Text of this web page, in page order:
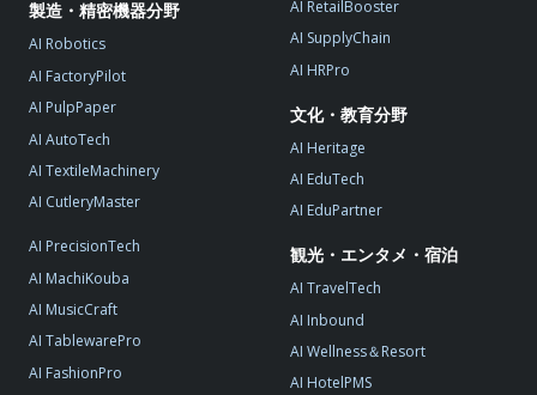
製造・精密機器分野
AI Robotics
AI FactoryPilot
AI PulpPaper
AI AutoTech
AI TextileMachinery
AI CutleryMaster
AI PrecisionTech
AI MachiKouba
AI MusicCraft
AI TablewarePro
AI FashionPro
AI RetailBooster
AI SupplyChain
AI HRPro
文化・教育分野
AI Heritage
AI EduTech
AI EduPartner
観光・エンタメ・宿泊
AI TravelTech
AI Inbound
AI Wellness＆Resort
AI HotelPMS